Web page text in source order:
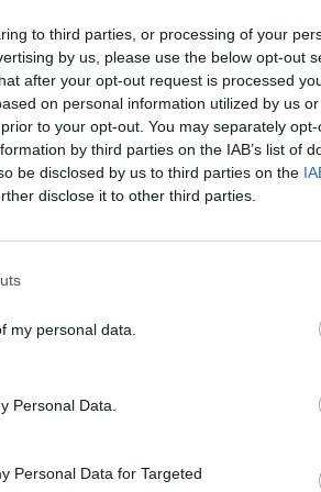
to third parties, or processing of your
by us, please use the below opt-out
after your opt-out request is processed
on personal information utilized by us
to your opt-out. You may separately
by third parties on the IAB’s list of
be disclosed by us to third parties on the
disclose it to other third parties.
my personal data.
Personal Data.
Personal Data for Targeted
ραγδαίακαθώς το αεροπλάνο
ώρες μετά την έναρξη της πτήσης.
την κατάστασή της και ο πιλότος
προσγείωση,
και προσωπικό ασφαλείας
προσωπικό έκτακτης ανάγκης
παλμό, με μια προκαταρκτική
κινητοποίηση στον τερματικό
λεπτά, καθώς οι αρχές
στην κατάσταση. Σύμφωνα
αεροπλάνο, ώστε οι υπόλοιποι
τον προορισμό τους.